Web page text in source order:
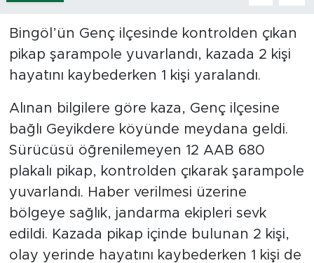
Bingöl’ün Genç ilçesinde kontrolden çıkan
pikap şarampole yuvarlandı, kazada 2 kişi
hayatını kaybederken 1 kişi yaralandı.
Alınan bilgilere göre kaza, Genç ilçesine
bağlı Geyikdere köyünde meydana geldi.
Sürücüsü öğrenilemeyen 12 AAB 680
plakalı pikap, kontrolden çıkarak şarampole
yuvarlandı. Haber verilmesi üzerine
bölgeye sağlık, jandarma ekipleri sevk
edildi. Kazada pikap içinde bulunan 2 kişi,
olay yerinde hayatını kaybederken 1 kişi de
Tavz Der
Bingöl Kaza Haberleri